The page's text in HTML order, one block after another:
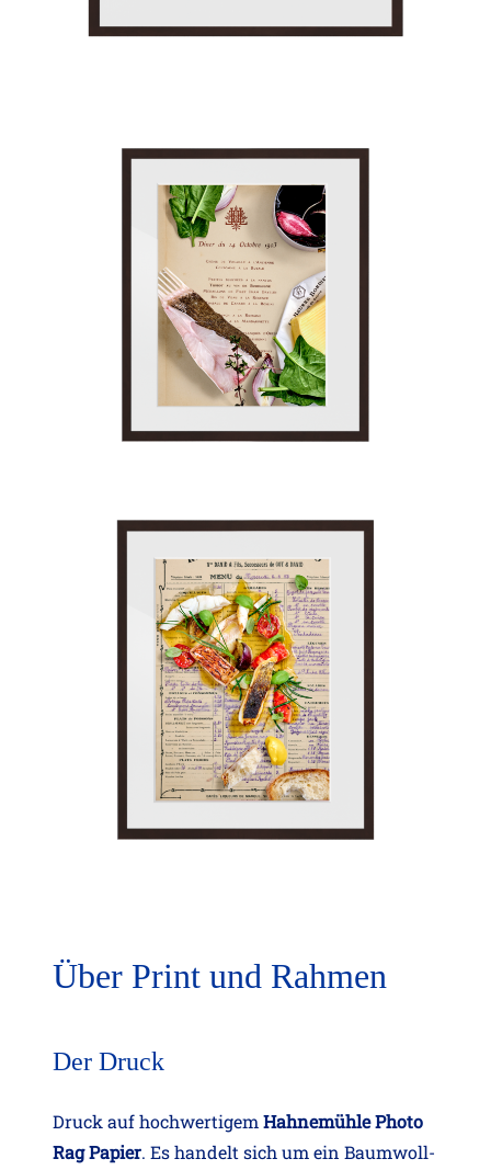
Über Print und Rahmen
Der Druck
Druck auf hochwertigem Hahnemühle Photo
Rag Papier. Es handelt sich um ein Baumwoll-